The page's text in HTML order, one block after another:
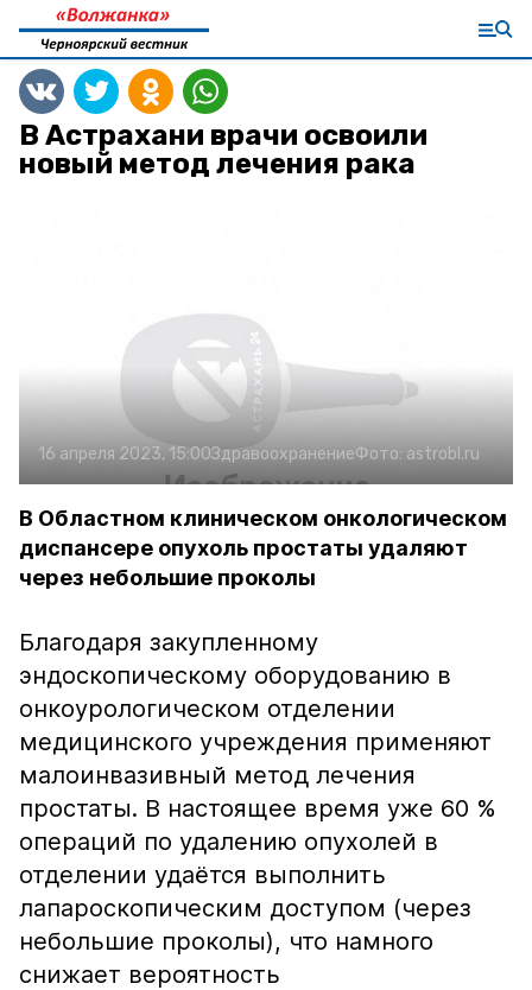
В Астрахани врачи освоили
новый метод лечения рака
16 апреля 2023, 15:00ЗдравоохранениеФото: astrobl.ru
В Областном клиническом онкологическом
диспансере опухоль простаты удаляют
через небольшие проколы
Благодаря закупленному
эндоскопическому оборудованию в
онкоурологическом отделении
медицинского учреждения применяют
малоинвазивный метод лечения
простаты. В настоящее время уже 60 %
операций по удалению опухолей в
отделении удаётся выполнить
лапароскопическим доступом (через
небольшие проколы), что намного
снижает вероятность